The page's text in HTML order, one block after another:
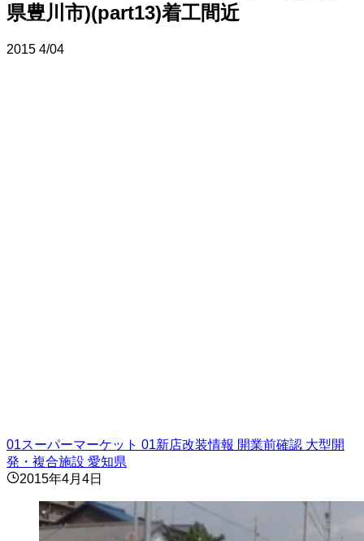
県豊川市)(part13)着工間近
2015 4/04
01スーパーマーケット 01新店改装情報 開業前確認 大型開
発・複合施設 愛知県
2015年4月4日